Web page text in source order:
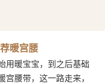
暖宫腰
宝宝，到之后基础
腰带，这一路走来，